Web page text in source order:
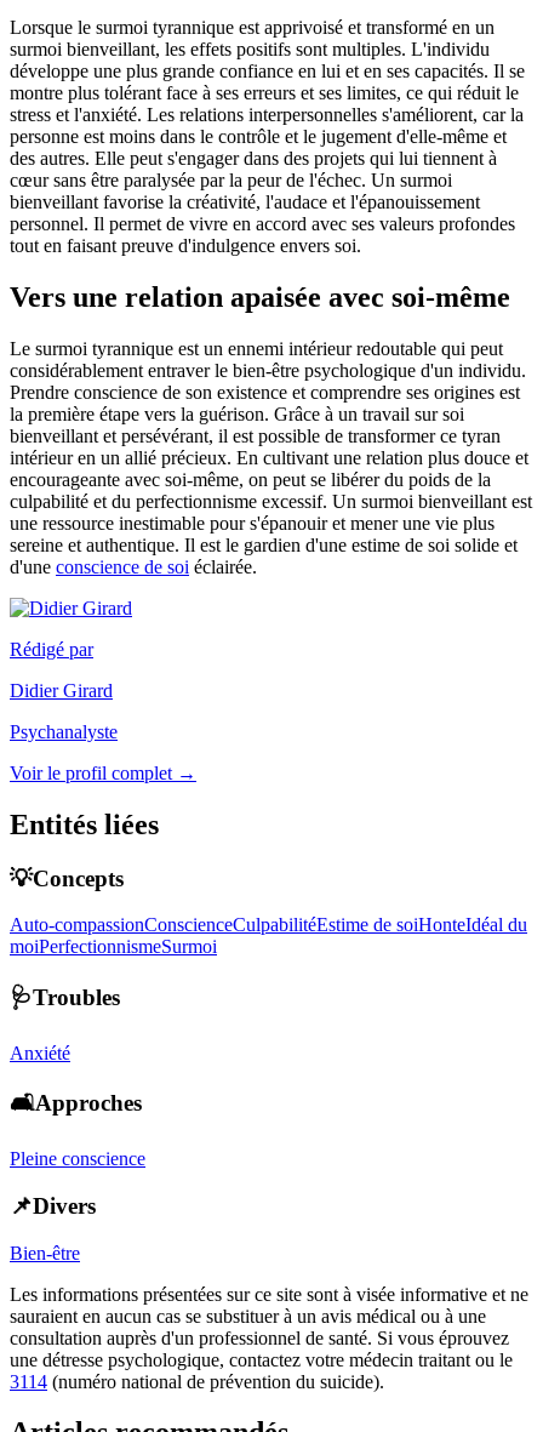
Lorsque le surmoi tyrannique est apprivoisé et transformé en un
surmoi bienveillant, les effets positifs sont multiples. L'individu
développe une plus grande confiance en lui et en ses capacités. Il se
montre plus tolérant face à ses erreurs et ses limites, ce qui réduit le
stress et l'anxiété. Les relations interpersonnelles s'améliorent, car la
personne est moins dans le contrôle et le jugement d'elle-même et
des autres. Elle peut s'engager dans des projets qui lui tiennent à
cœur sans être paralysée par la peur de l'échec. Un surmoi
bienveillant favorise la créativité, l'audace et l'épanouissement
personnel. Il permet de vivre en accord avec ses valeurs profondes
tout en faisant preuve d'indulgence envers soi.
Vers une relation apaisée avec soi-même
Le surmoi tyrannique est un ennemi intérieur redoutable qui peut
considérablement entraver le bien-être psychologique d'un individu.
Prendre conscience de son existence et comprendre ses origines est
la première étape vers la guérison. Grâce à un travail sur soi
bienveillant et persévérant, il est possible de transformer ce tyran
intérieur en un allié précieux. En cultivant une relation plus douce et
encourageante avec soi-même, on peut se libérer du poids de la
culpabilité et du perfectionnisme excessif. Un surmoi bienveillant est
une ressource inestimable pour s'épanouir et mener une vie plus
sereine et authentique. Il est le gardien d'une estime de soi solide et
d'une conscience de soi éclairée.
Rédigé par
Didier Girard
Psychanalyste
Voir le profil complet →
Entités liées
💡Concepts
Auto-compassionConscienceCulpabilitéEstime de soiHonteIdéal du
moiPerfectionnismeSurmoi
🩺Troubles
Anxiété
🛋️Approches
Pleine conscience
📌Divers
Bien-être
Les informations présentées sur ce site sont à visée informative et ne
sauraient en aucun cas se substituer à un avis médical ou à une
consultation auprès d'un professionnel de santé. Si vous éprouvez
une détresse psychologique, contactez votre médecin traitant ou le
3114 (numéro national de prévention du suicide).